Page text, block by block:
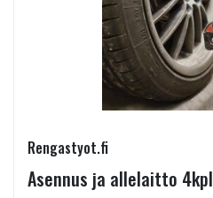
Rengastyot.fi
Asennus ja allelaitto 4kpl